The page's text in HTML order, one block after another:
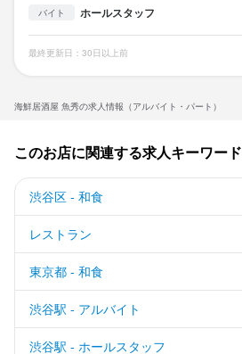
海鮮居酒屋 魚秀の求人情報（アルバイト・パート）
バイト ホールスタッフ
最終更新日：30日以上前
このお店に関連する求人キーワード
渋谷区 - 和食
レストラン
東京都 - 和食
渋谷駅 - アルバイト
渋谷駅 - ホールスタッフ